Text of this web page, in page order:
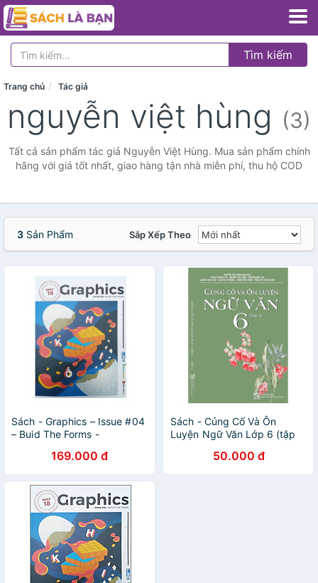
Tìm kiếm
Trang chủ Tác giả
nguyễn việt hùng (3)
Tất cả sản phẩm tác giả Nguyễn Việt Hùng. Mua sản phẩm chính
hãng với giá tốt nhất, giao hàng tận nhà miễn phí, thu hộ COD
3 Sản Phẩm Sắp Xếp Theo
Sách - Graphics – Issue #04
– Buid The Forms -
169.000 đ
Sách - Củng Cố Và Ôn
Luyện Ngữ Văn Lớp 6 (tập
50.000 đ